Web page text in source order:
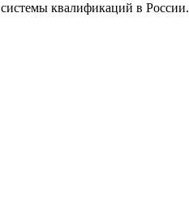
квалификаций в России.